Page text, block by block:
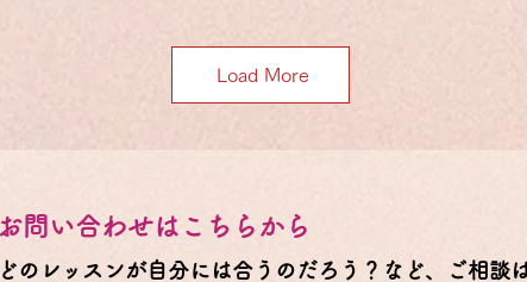
Load More
お問い合わせはこちらから
どのレッスンが自分には合うのだろう？など、ご相談